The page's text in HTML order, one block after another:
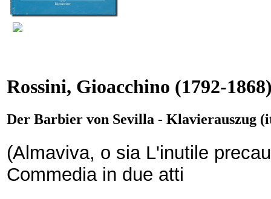
Rossini, Gioacchino (1792-
Der Barbier von Sevilla - Klavierauszug
(Almaviva, o sia L'inutile
Commedia in due atti